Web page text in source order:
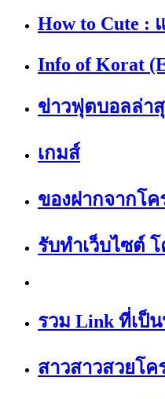
How to Cute :
Info of Korat
ข่าวฟุตบอลล่า
เกมส์
ของฝากจากโค
รับทำเว็บไซต์
รวม Link ที่เป็
สาวสาวสวยโค